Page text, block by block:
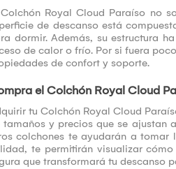
Royal Cloud Paraíso no
de descanso está
dormir. Además, su estructura
de calor o frío. Por si fuera
de confort y soporte.
el Colchón Royal Cloud
tu Colchón Royal Cloud
tamaños y precios que se ajustan
colchones te ayudarán a tomar
te permitirán visualizar
que transformará tu descanso